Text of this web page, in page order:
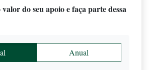
do seu apoio e faça parte dessa
Anual